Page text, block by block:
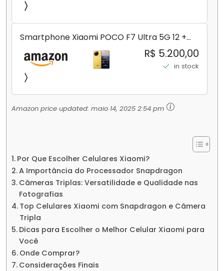
Smartphone Xiaomi POCO F7 Ultra 5G 12 +
256GB/16+512GB Processador Snapdragon 8
Elite Top de Linha Chip VisionBoost D7 para
Jogos Pesados Tela Flow AMOLED 2K...
R$ 5.200,00
in stock
Amazon price updated: maio 14, 2025 2:54 pm
Por Que Escolher Celulares Xiaomi?
A Importância do Processador Snapdragon
Câmeras Triplas: Versatilidade e Qualidade nas
Fotografias
Top Celulares Xiaomi com Snapdragon e Câmera
Tripla
Dicas para Escolher o Melhor Celular Xiaomi para
Você
Onde Comprar?
Considerações Finais